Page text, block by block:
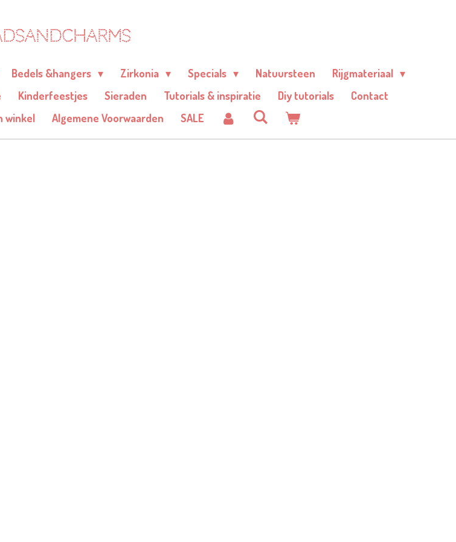
Bedels &hangers Zirkonia Specials Natuursteen
Rijgmateriaal
Kinderfeestjes Sieraden Tutorials & inspiratie Diy tutorials
Contact
winkel Algemene Voorwaarden SALE